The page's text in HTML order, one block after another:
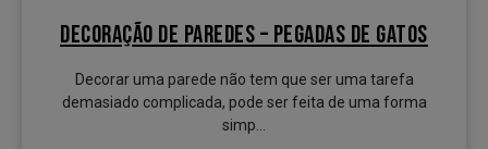
DECORAÇÃO DE PAREDES – PEGADAS DE GATOS
Decorar uma parede não tem que ser uma tarefa
demasiado complicada, pode ser feita de uma forma
simp...